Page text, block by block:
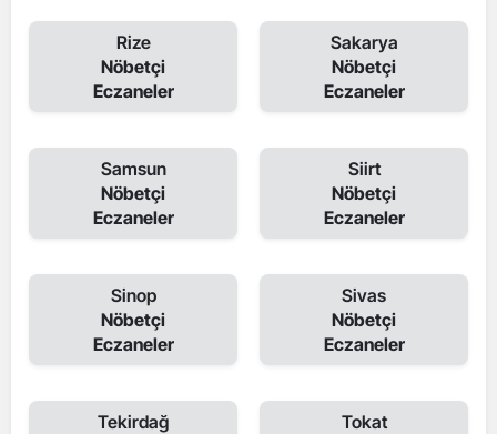
Rize
Nöbetçi
Eczaneler
Sakarya
Nöbetçi
Eczaneler
Samsun
Nöbetçi
Eczaneler
Siirt
Nöbetçi
Eczaneler
Sinop
Nöbetçi
Eczaneler
Sivas
Nöbetçi
Eczaneler
Tekirdağ
Tokat